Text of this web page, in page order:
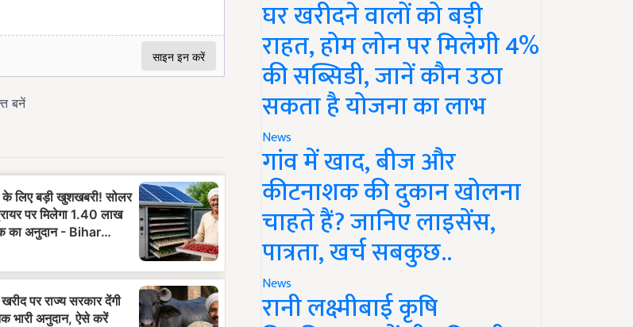
घर खरीदने वालों को बड़ी
राहत, होम लोन पर मिलेगी 4%
की सब्सिडी, जानें कौन उठा
सकता है योजना का लाभ
News
गांव में खाद, बीज और
कीटनाशक की दुकान खोलना
चाहते हैं? जानिए लाइसेंस,
पात्रता, खर्च सबकुछ..
News
रानी लक्ष्मीबाई कृषि